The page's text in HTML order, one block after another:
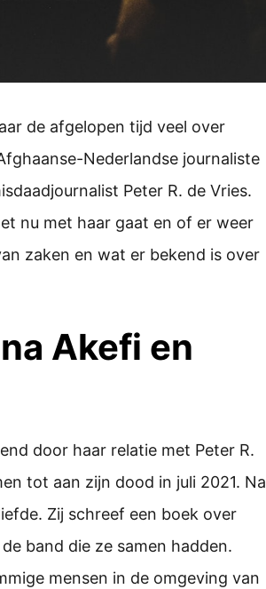
de afgelopen tijd veel over
Nederlandse journaliste
Peter R. de Vries.
nu met haar gaat en of er weer
zaken en wat er bekend is over
Akefi en
door haar relatie met Peter R.
tot aan zijn dood in juli 2021. Na
Zij schreef een boek over
band die ze samen hadden.
mensen in de omgeving van